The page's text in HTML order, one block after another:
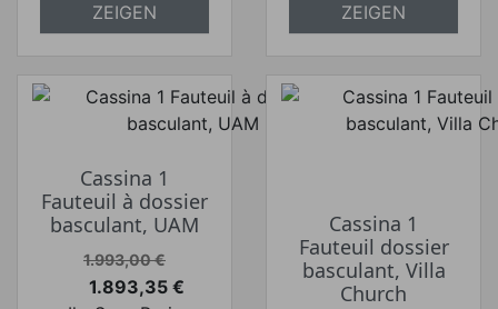
ZEIGEN
ZEIGEN
Cassina 1
Fauteuil à dossier
basculant, UAM
Verkaufspreis
1.993,00 €
Preis
1.893,35 €
Cassina 1
Fauteuil dossier
basculant, Villa
Church